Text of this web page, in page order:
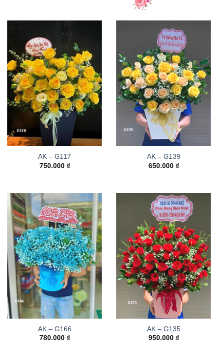
AK – G117
750.000 ₫
AK – G139
650.000 ₫
AK – G166
780.000 ₫
AK – G135
950.000 ₫